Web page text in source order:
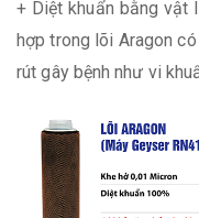
+ Diệt khuẩn bằng vật
hợp trong lõi Aragon
rút gây bệnh như vi